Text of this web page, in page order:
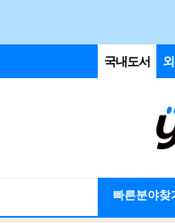
국내도서
빠른분야찾